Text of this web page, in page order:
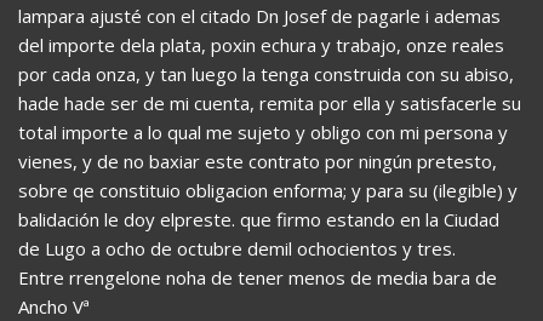
lampara ajusté con el citado Dn Josef de pagarle i ademas
del importe dela plata, poxin echura y trabajo, onze reales
por cada onza, y tan luego la tenga construida con su abiso,
hade hade ser de mi cuenta, remita por ella y satisfacerle su
total importe a lo qual me sujeto y obligo con mi persona y
vienes, y de no baxiar este contrato por ningún pretesto,
sobre qe constituio obligacion enforma; y para su (ilegible) y
balidación le doy elpreste. que firmo estando en la Ciudad
de Lugo a ocho de octubre demil ochocientos y tres.
Entre rrengelone noha de tener menos de media bara de
Ancho Vª